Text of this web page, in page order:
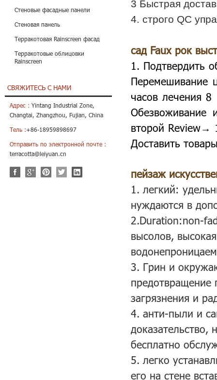
Стеновые фасадные панели
Стеновая панель
Терракотовая Rainscreen фасад
Терракотовые облицовки
Rainscreen
СВЯЖИТЕСЬ С НАМИ
Адрес : Yintang Industrial Zone,
Changtai, Zhangzhou, Fujian, China
Тель :+86-18959898697
Отправить по электронной почте :
terracotta@leiyuan.cn
3 Быстрая
4. строго QC
сад Faux рок
1. Подтвердить
часов лечения
второй Review→
Доставить
пейзаж
1. легкий:
нуждаются в
2.Duration:non-
высолов,
3. Грин и
предотвращение
загрязнения и
4. анти-пыли и
доказательство,
бесплатно
5. легко
его на стене